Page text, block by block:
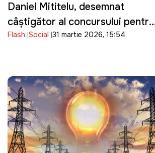
Daniel Mititelu, desemnat
câștigător al concursului pentru
funcția de director al ANRE
Flash Social 31 martie 2026, 15:54